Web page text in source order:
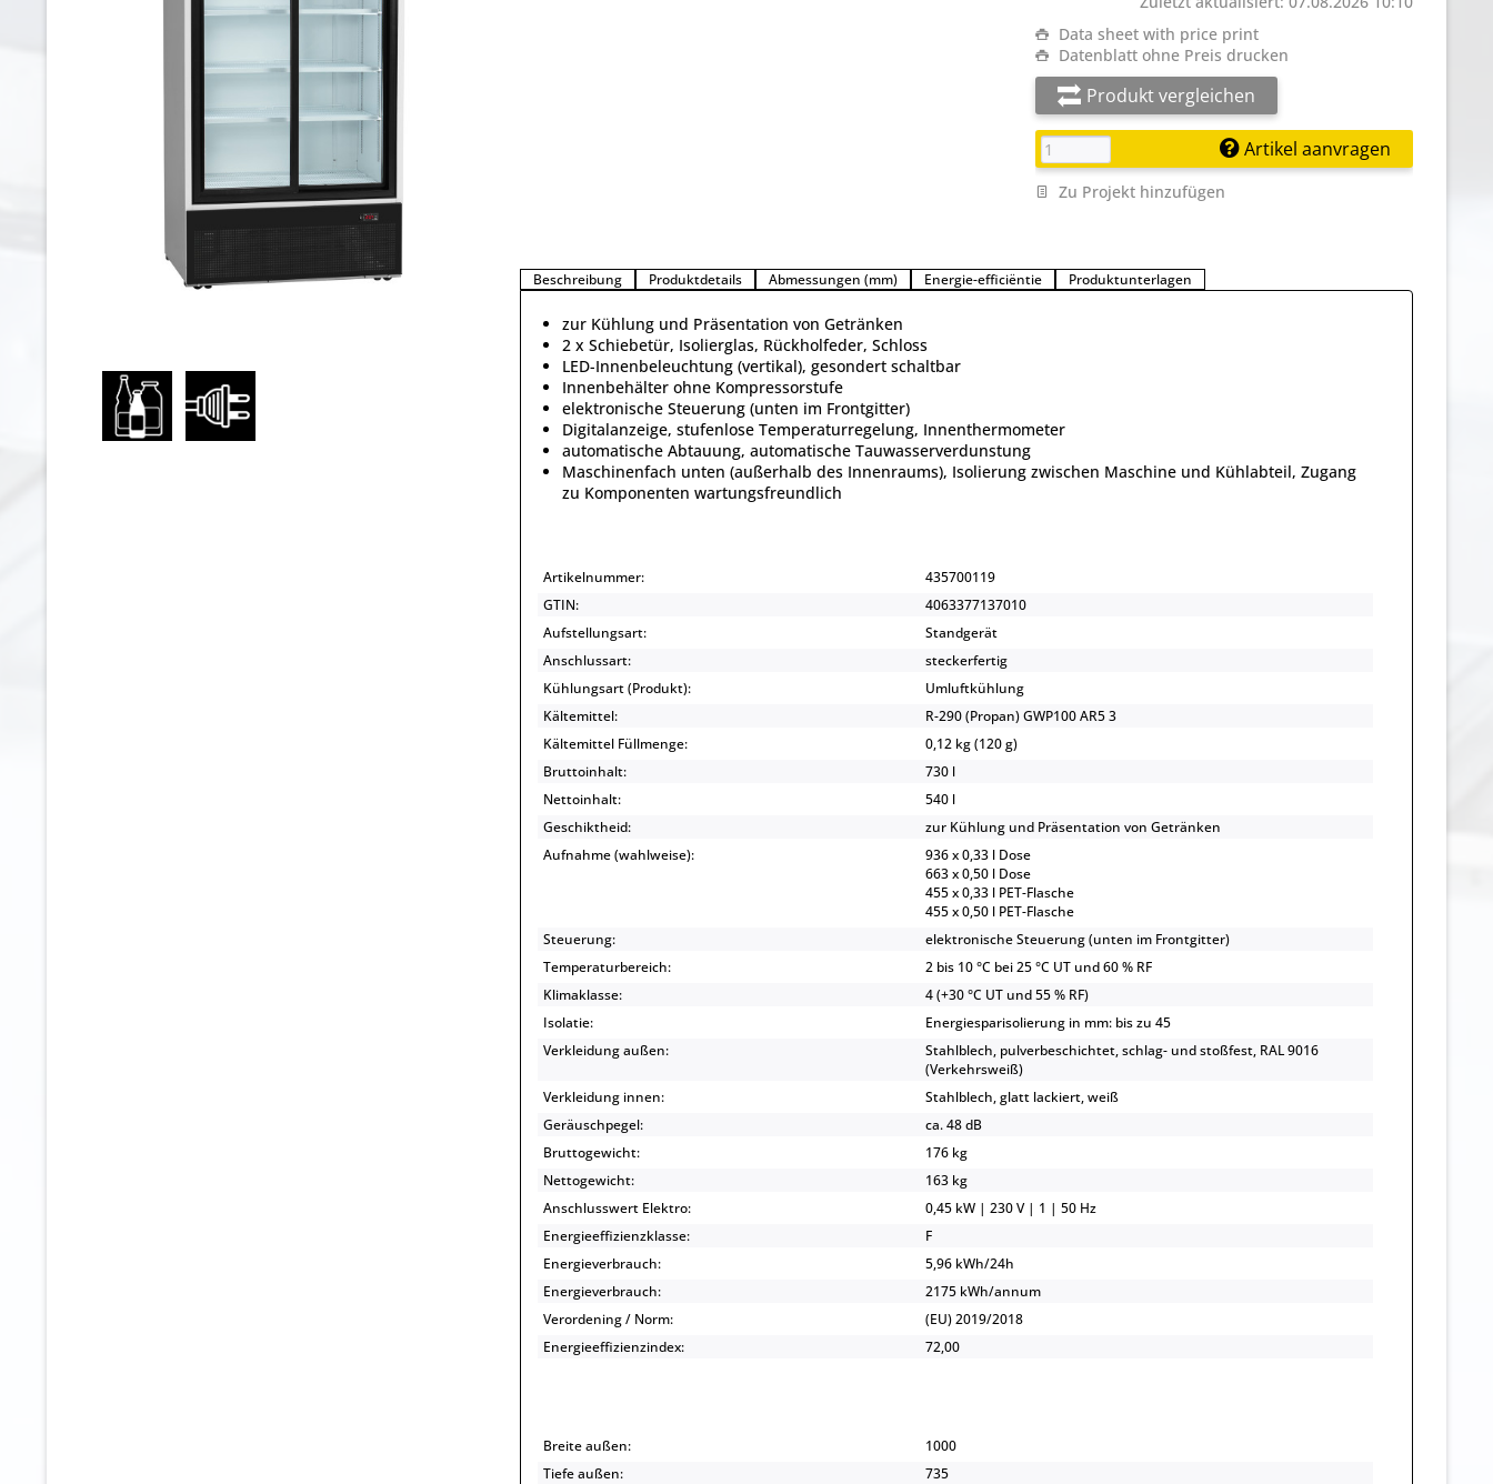
Data sheet with price print
Datenblatt ohne Preis drucken
Produkt vergleichen
Artikel aanvragen
Zu Projekt hinzufügen
Beschreibung Produktdetails Abmessungen (mm) Energie-efficiëntie Produktunterlagen
zur Kühlung und Präsentation von Getränken
2 x Schiebetür, Isolierglas, Rückholfeder, Schloss
LED-Innenbeleuchtung (vertikal), gesondert schaltbar
Innenbehälter ohne Kompressorstufe
elektronische Steuerung (unten im Frontgitter)
Digitalanzeige, stufenlose Temperaturregelung, Innenthermometer
automatische Abtauung, automatische Tauwasserverdunstung
Maschinenfach unten (außerhalb des Innenraums), Isolierung zwischen Maschine und Kühlabteil, Zugang
zu Komponenten wartungsfreundlich
Artikelnummer:
435700119
GTIN:
4063377137010
Aufstellungsart:
Standgerät
Anschlussart:
steckerfertig
Kühlungsart (Produkt):
Umluftkühlung
Kältemittel:
R-290 (Propan) GWP100 AR5 3
Kältemittel Füllmenge:
0,12 kg (120 g)
Bruttoinhalt:
730 l
Nettoinhalt:
540 l
Geschiktheid:
zur Kühlung und Präsentation von Getränken
Aufnahme (wahlweise):
936 x 0,33 l Dose
663 x 0,50 l Dose
455 x 0,33 l PET-Flasche
455 x 0,50 l PET-Flasche
Steuerung:
elektronische Steuerung (unten im Frontgitter)
Temperaturbereich:
2 bis 10 °C bei 25 °C UT und 60 % RF
Klimaklasse:
4 (+30 °C UT und 55 % RF)
Isolatie:
Energiesparisolierung in mm: bis zu 45
Verkleidung außen:
Stahlblech, pulverbeschichtet, schlag- und stoßfest, RAL 9016
(Verkehrsweiß)
Verkleidung innen:
Stahlblech, glatt lackiert, weiß
Geräuschpegel:
ca. 48 dB
Bruttogewicht:
176 kg
Nettogewicht:
163 kg
Anschlusswert Elektro:
0,45 kW | 230 V | 1 | 50 Hz
Energieeffizienzklasse:
F
Energieverbrauch:
5,96 kWh/24h
Energieverbrauch:
2175 kWh/annum
Verordening / Norm:
(EU) 2019/2018
Energieeffizienzindex:
72,00
Breite außen:
1000
Tiefe außen:
735